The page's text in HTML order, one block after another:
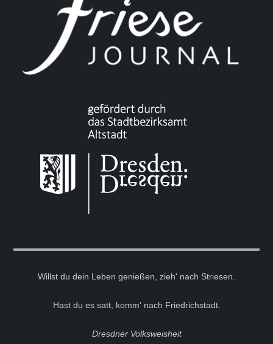
Willst du dein Leben genießen, zieh' nach Striesen.
Hast du es satt, komm' nach Friedrichstadt.
Dresdner Volksweisheit